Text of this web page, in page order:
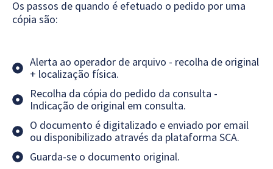
Os passos de quando é efetuado o pedido por uma
cópia são:
Alerta ao operador de arquivo - recolha de original
+ localização física.
Recolha da cópia do pedido da consulta -
Indicação de original em consulta.
O documento é digitalizado e enviado por email
ou disponibilizado através da plataforma SCA.
Guarda-se o documento original.